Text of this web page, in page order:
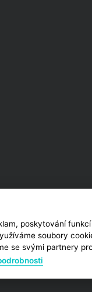
poskytování
soubory
se svými partnery